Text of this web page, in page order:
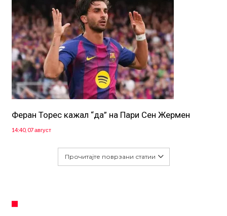
Феран Торес кажал “да” на Пари Сен Жермен
14:40, 07 август
Прочитајте поврзани статии